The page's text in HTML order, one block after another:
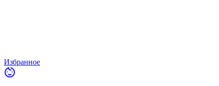
Избранное